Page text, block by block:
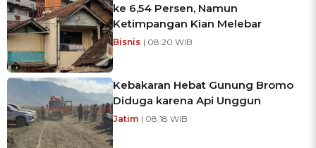
ke 6,54 Persen, Namun
Ketimpangan Kian Melebar
Bisnis | 08:20 WIB
Kebakaran Hebat Gunung Bromo
Diduga karena Api Unggun
Jatim | 08:18 WIB